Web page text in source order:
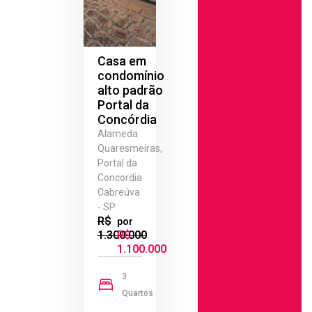
Casa em
condomínio
alto padrão
Portal da
Concórdia
Alameda
Quaresmeiras,
Portal da
Concordia
Cabreúva
- SP
R$
1.300.000
por
R$
1.100.000
3
Quartos